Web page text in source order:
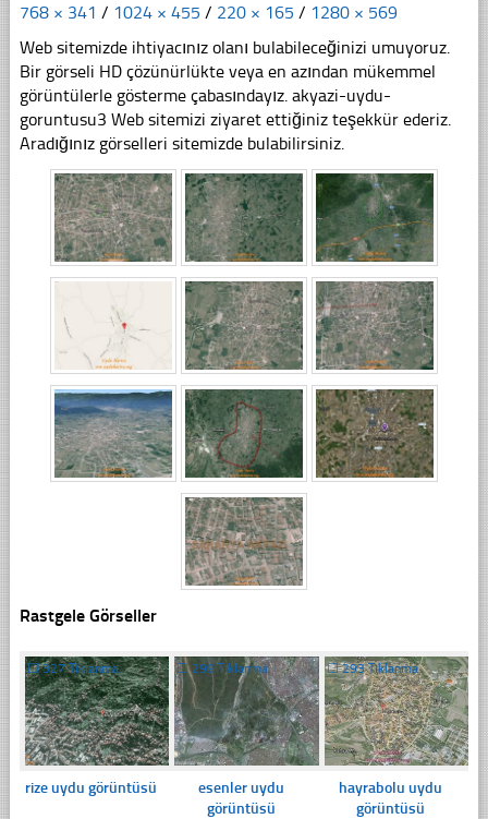
768 × 341 / 1024 × 455 / 220 × 165 / 1280 × 569
Web sitemizde ihtiyacınız olanı bulabileceğinizi umuyoruz.
Bir görseli HD çözünürlükte veya en azından mükemmel
görüntülerle gösterme çabasındayız. akyazi-uydu-
goruntusu3 Web sitemizi ziyaret ettiğiniz teşekkür ederiz.
Aradığınız görselleri sitemizde bulabilirsiniz.
Rastgele Görseller
☐327 Tıklanma
rize uydu görüntüsü
☐299 Tıklanma
esenler uydu
görüntüsü
☐293 Tıklanma
hayrabolu uydu
görüntüsü